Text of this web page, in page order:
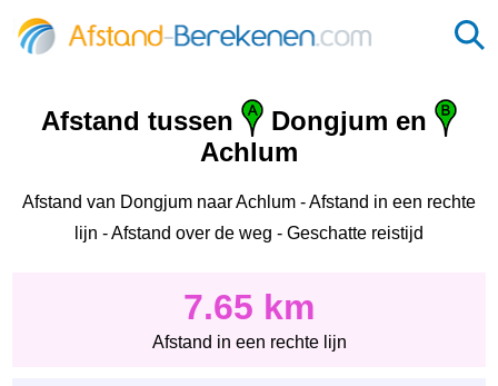
Afstand tussen
Dongjum en
Achlum
Afstand van Dongjum naar Achlum - Afstand in een rechte
lijn - Afstand over de weg - Geschatte reistijd
7.65 km
Afstand in een rechte lijn